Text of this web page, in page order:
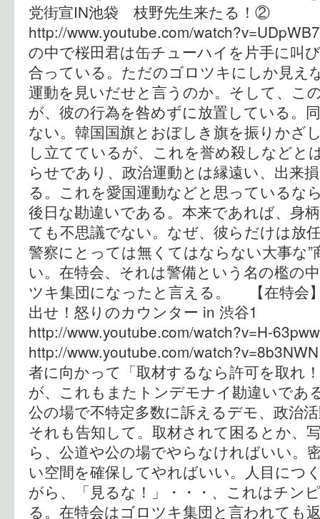
党街宣IN池袋 枝野先生来たる！②
http://www.youtube.com/
の中で桜田君は缶チューハイを片手に叫
合っている。ただのゴロツキにしか見え
運動を見いだせと言うのか。そして、こ
が、彼の行為を咎めずに放置している。
ない。韓国国旗とおぼしき旗を振りかざ
し立てているが、これを誉め殺しなどと
らせであり、政治運動とは縁遠い、出来
る。これを愛国運動などと思っているな
後日な勘違いである。本来であれば、身
ても不思議でない。なぜ、彼らだけは放
警察にとっては無くてはならない大事な”
い。在特会、それは警備という名の檻の
ツキ集団になったと言える。 【在特会
出せ！怒りのカウンター in 渋谷1
http://www.youtube.com/watch?v=H-
http://www.youtube.com/
者に向かって「取材するなら許可を取れ
が、これもまたトンデモナイ勘違いであ
公の場で不特定多数に訴えるデモ、政治
それも告知して。取材されて困るとか、
ら、公道や公の場でやらなければいい。
い空間を確保してやればいい。人目につ
がら、「見るな！」・・・、これはチン
る。在特会はゴロツキ集団と言われても